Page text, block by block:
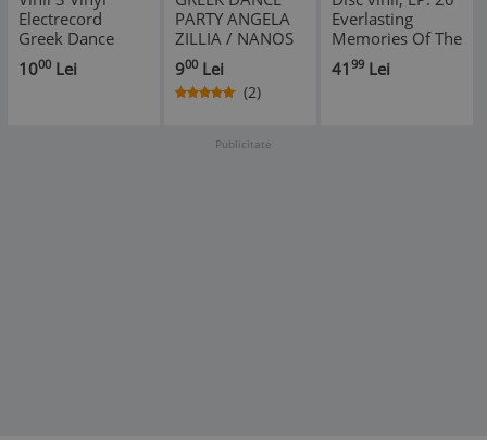
Electrecord
Greek Dance
Party
1000 Lei
PARTY ANGELA
ZILLIA / NANOS
DUO DISC VINYL
LP MUZICA
greceasca
pop slagare
electrecord VG+
900 Lei
(2)
Everlasting
Memories Of The
50's-COLECTIV-
335967
41 99 Lei
Publicitate